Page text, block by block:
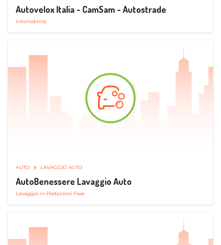
Autovelox Italia - CamSam - Autostrade
Infomobilità
AUTO LAVAGGIO AUTO
AutoBenessere Lavaggio Auto
Lavaggio in Postazioni Fisse